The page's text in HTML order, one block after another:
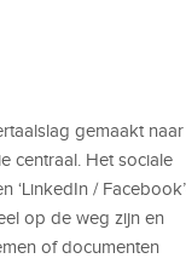
gemaakt naar
centraal. Het sociale
‘LinkedIn /
op de weg zijn en
of documenten